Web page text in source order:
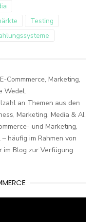
Testing
Commmerce, Marketing,
Wedel.
an Themen aus den
Marketing, Media & AI.
und Marketing,
häufig im Rahmen von
im Blog zur Verfügung